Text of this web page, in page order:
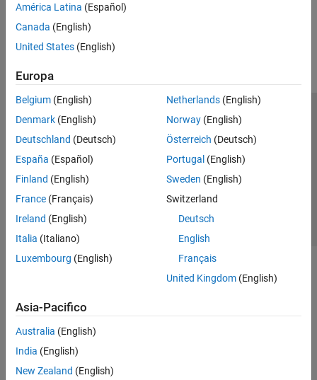
América Latina (Español)
Canada (English)
United States (English)
Europa
Belgium (English)
Denmark (English)
Deutschland (Deutsch)
España (Español)
Finland (English)
France (Français)
Ireland (English)
Italia (Italiano)
Luxembourg (English)
Netherlands(English)
Norway(English)
Österreich (Deutsch)
Portugal (English)
Sweden (English)
Switzerland
Deutsch
English
Français
United Kingdom(English)
Asia-Pacifico
Australia (English)
India (English)
New Zealand (English)
Centro di fiducia
Informativa sulla privacy
Antipirateria
Stato dell'applicazione
Contatti
© 1994-2026 The MathWorks, Inc.